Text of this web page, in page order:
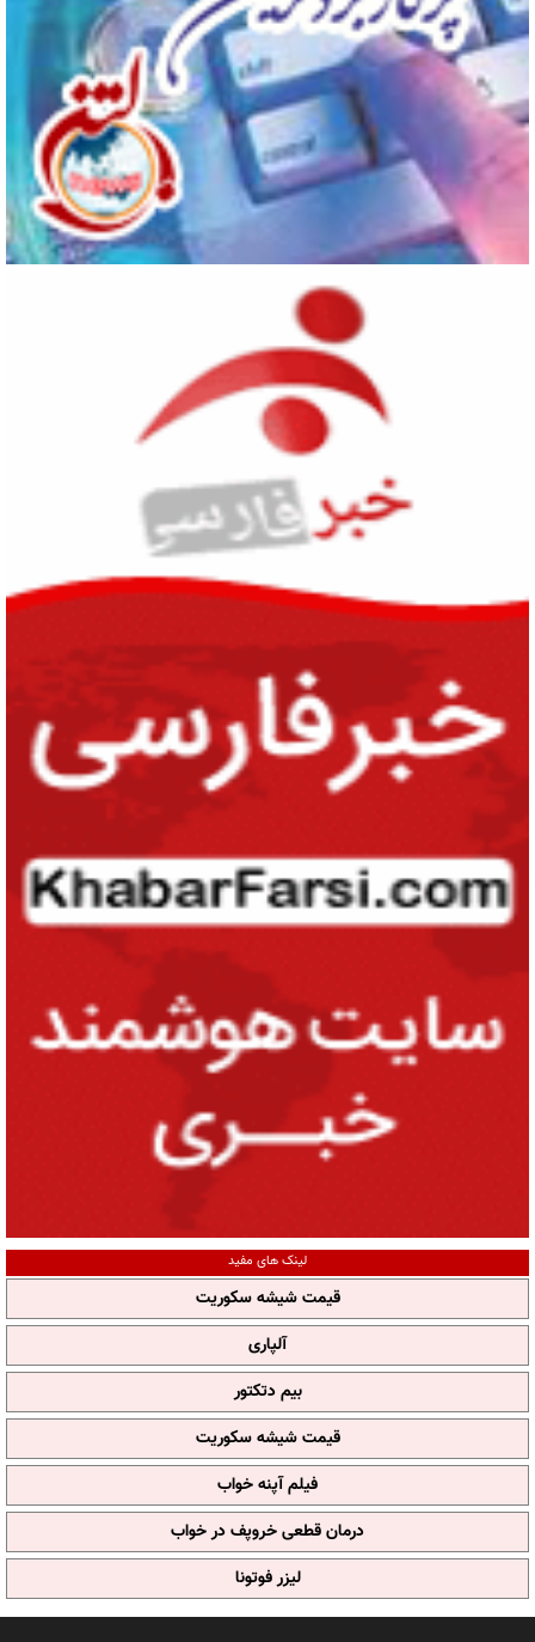
لینک های مفید
قیمت شیشه سکوریت
آلپاری
بیم دتکتور
قیمت شیشه سکوریت
فیلم آپنه خواب
درمان قطعی خروپف در خواب
لیزر فوتونا